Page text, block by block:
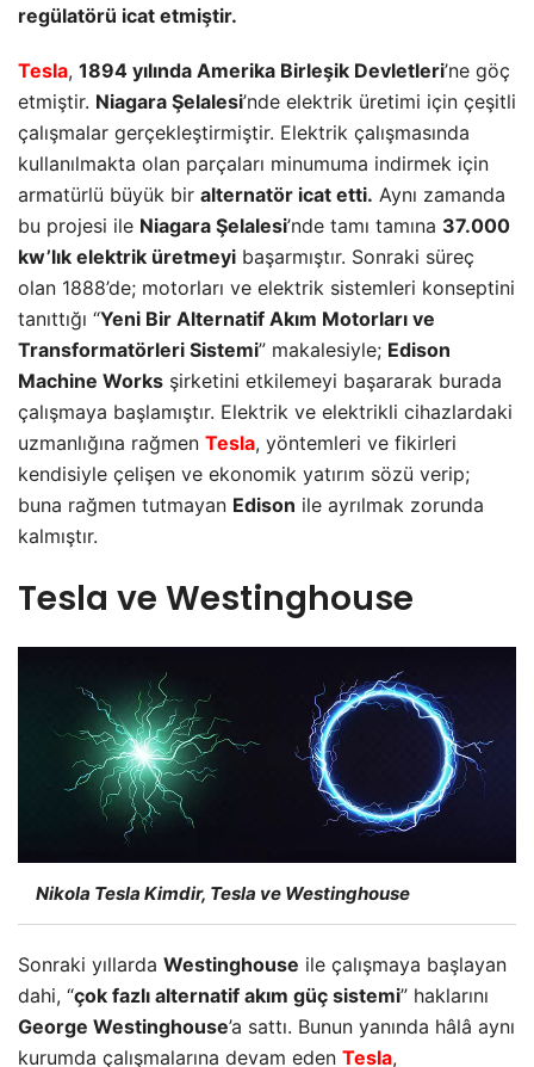
regülatörü icat etmiştir.
Tesla, 1894 yılında Amerika Birleşik Devletleri’ne göç
etmiştir. Niagara Şelalesi’nde elektrik üretimi için çeşitli
çalışmalar gerçekleştirmiştir. Elektrik çalışmasında
kullanılmakta olan parçaları minumuma indirmek için
armatürlü büyük bir alternatör icat etti. Aynı zamanda
bu projesi ile Niagara Şelalesi’nde tamı tamına 37.000
kw’lık elektrik üretmeyi başarmıştır. Sonraki süreç
olan 1888’de; motorları ve elektrik sistemleri konseptini
tanıttığı “Yeni Bir Alternatif Akım Motorları ve
Transformatörleri Sistemi” makalesiyle; Edison
Machine Works şirketini etkilemeyi başararak burada
çalışmaya başlamıştır. Elektrik ve elektrikli cihazlardaki
uzmanlığına rağmen Tesla, yöntemleri ve fikirleri
kendisiyle çelişen ve ekonomik yatırım sözü verip;
buna rağmen tutmayan Edison ile ayrılmak zorunda
kalmıştır.
Tesla ve Westinghouse
Nikola Tesla Kimdir, Tesla ve Westinghouse
Sonraki yıllarda Westinghouse ile çalışmaya başlayan
dahi, “çok fazlı alternatif akım güç sistemi” haklarını
George Westinghouse’a sattı. Bunun yanında hâlâ aynı
kurumda çalışmalarına devam eden Tesla,